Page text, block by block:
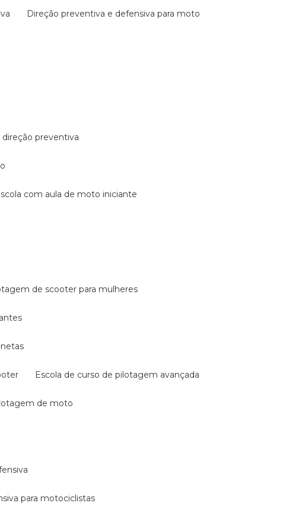
direção preventiva e defensiva para moto
direção preventiva
escola com aula de moto iniciante
de scooter para mulheres
escola de curso de pilotagem avançada
de moto
para motociclistas